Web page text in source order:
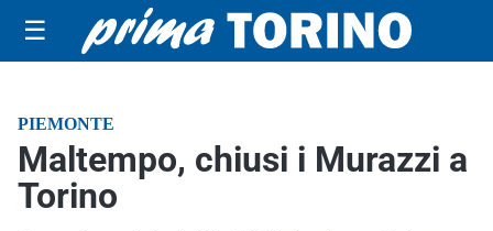
☰
PIEMONTE
Maltempo, chiusi i Murazzi a
Torino